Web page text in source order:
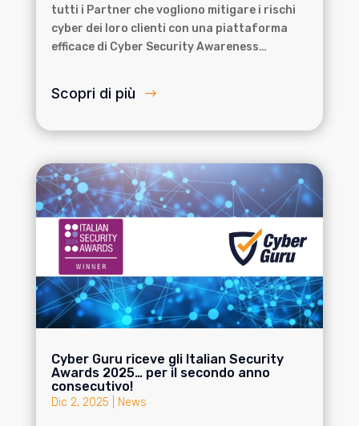
tutti i Partner che vogliono mitigare i rischi
cyber dei loro clienti con una piattaforma
efficace di Cyber Security Awareness…
Scopri di più
Cyber Guru riceve gli Italian Security
Awards 2025… per il secondo anno
consecutivo!
Dic 2, 2025 News